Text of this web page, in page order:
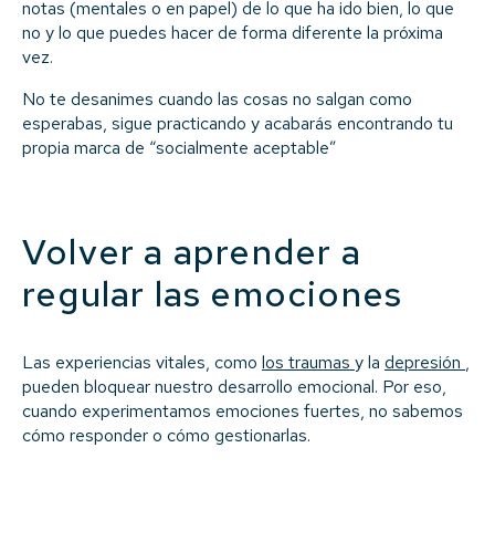
notas (mentales o en papel) de lo que ha ido bien, lo que
no y lo que puedes hacer de forma diferente la próxima
vez.
No te desanimes cuando las cosas no salgan como
esperabas, sigue practicando y acabarás encontrando tu
propia marca de “socialmente aceptable”
Volver a aprender a
regular las emociones
Las experiencias vitales, como los traumas y la depresión ,
pueden bloquear nuestro desarrollo emocional. Por eso,
cuando experimentamos emociones fuertes, no sabemos
cómo responder o cómo gestionarlas.